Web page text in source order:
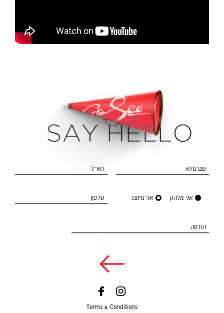
שם מלא דוא״ל
אני מלהק אני מיוצג טלפון
הודעה
Terms & Conditions